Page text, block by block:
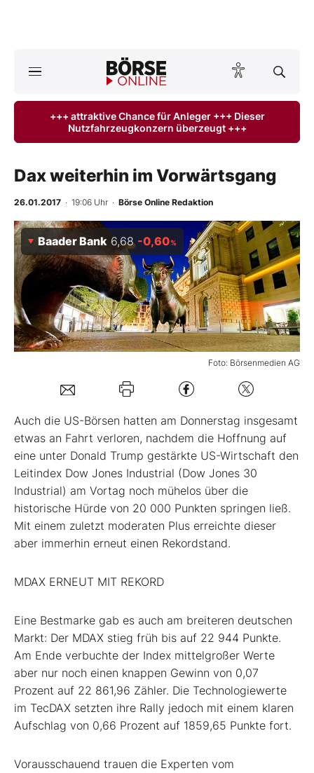
ktuelle Ausgabe BÖRSE ONLINE lesen
Anlageprodukte
Finanz-Check
Abo & Shop
BO-Musterdepots
Experten
Mein B:O
Mein Konto
Folgen Sie uns
Kontakt
+++ attraktive Chance für Anleger +++ Dieser
Nutzfahrzeugkonzern überzeugt +++
Dax weiterhin im Vorwärtsgang
26.01.2017 · 19:06 Uhr · Börse Online Redaktion
Foto: Börsenmedien AG
Baader Bank 6,68 -0,60%
Auch die US-Börsen hatten am Donnerstag insgesamt
etwas an Fahrt verloren, nachdem die Hoffnung auf
eine unter Donald Trump gestärkte US-Wirtschaft den
Leitindex Dow Jones Industrial (Dow Jones 30
Industrial) am Vortag noch mühelos über die
historische Hürde von 20 000 Punkten springen ließ.
Mit einem zuletzt moderaten Plus erreichte dieser
aber immerhin erneut einen Rekordstand.
MDAX ERNEUT MIT REKORD
Eine Bestmarke gab es auch am breiteren deutschen
Markt: Der MDAX stieg früh bis auf 22 944 Punkte.
Am Ende verbuchte der Index mittelgroßer Werte
aber nur noch einen knappen Gewinn von 0,07
Prozent auf 22 861,96 Zähler. Die Technologiewerte
im TecDAX setzten ihre Rally jedoch mit einem klaren
Aufschlag von 0,66 Prozent auf 1859,65 Punkte fort.
Vorausschauend trauen die Experten vom